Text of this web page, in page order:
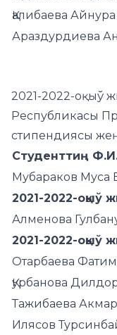
Қалибаева
Араздурдиева
2021-2022-оқыў
Республикасы
стипендиясы
Студенттиң
Мубараков Муса
2021-2022-
Алменова
2021-2022-
Отарбаева
Қурбанова
Тажибаева
Илясов